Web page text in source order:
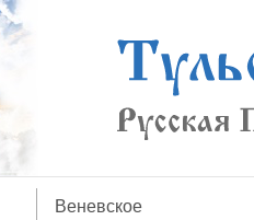
Веневское